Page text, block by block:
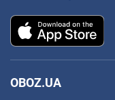
OBOZ.UA